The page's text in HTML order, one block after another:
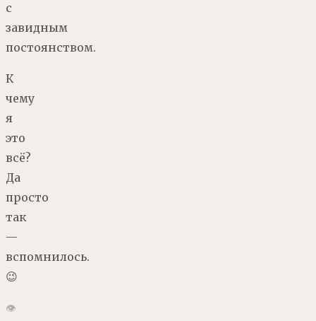
с
завидным
постоянством.
К
чему
я
это
всё?
Да
просто
так
—
вспомнилось.
😉
👁